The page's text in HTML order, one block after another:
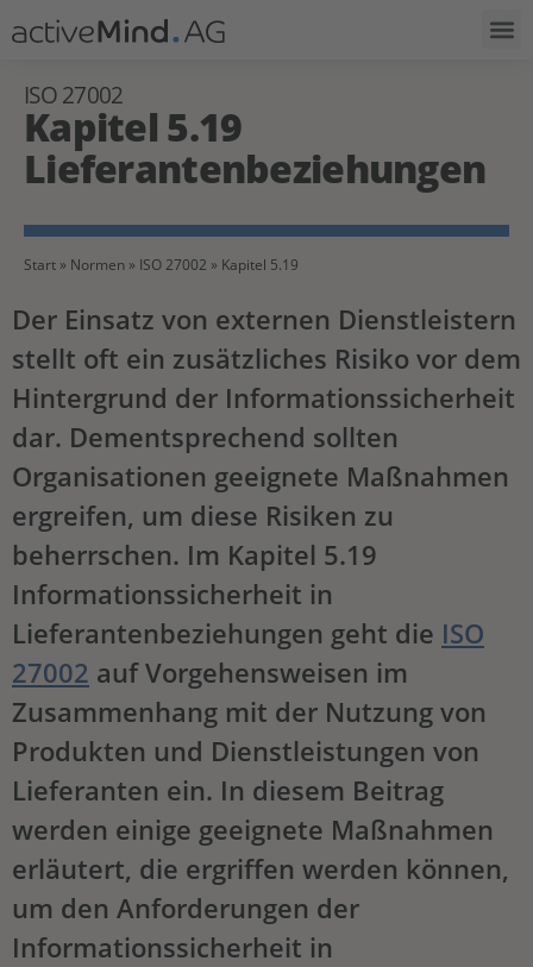
ISO 27002
Kapitel 5.19
Lieferantenbeziehungen
Start » Normen » ISO 27002 » Kapitel 5.19
Der Einsatz von externen Dienstleistern
stellt oft ein zusätzliches Risiko vor dem
Hintergrund der Informationssicherheit
dar. Dementsprechend sollten
Organisationen geeignete Maßnahmen
ergreifen, um diese Risiken zu
beherrschen. Im Kapitel 5.19
Informationssicherheit in
Lieferantenbeziehungen geht die ISO
27002 auf Vorgehensweisen im
Zusammenhang mit der Nutzung von
Produkten und Dienstleistungen von
Lieferanten ein. In diesem Beitrag
werden einige geeignete Maßnahmen
erläutert, die ergriffen werden können,
um den Anforderungen der
Informationssicherheit in